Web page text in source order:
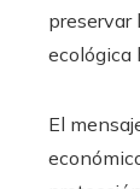
preservar
ecológica
El